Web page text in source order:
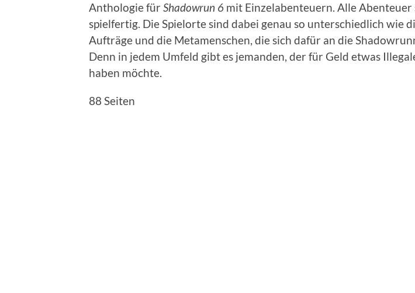
Anthologie für Shadowrun 6 mit Einzelabenteuern. Alle
spielfertig. Die Spielorte sind dabei genau so unterschiedlich wie
Aufträge und die Metamenschen, die sich dafür an die
Denn in jedem Umfeld gibt es jemanden, der für Geld etwas
haben möchte.
88 Seiten